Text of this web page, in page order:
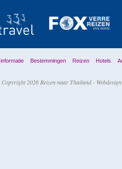
Bestemmingen Reizen Hotels
2026 Reizen naar Thailand - Webdesign